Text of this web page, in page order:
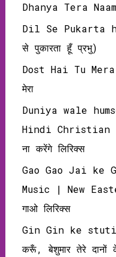
Dhanya Tera
Dil Se Pukarta
से पुकारता हूँ प्रभु)
Dost Hai Tu
मेरा
Duniya wale
Hindi Christian
ना करेंगे लिरिक्स
Gao Gao Jai
Music | New
गाओ लिरिक्‍स
Gin Gin ke stuti
करूँ, बेशुमार तेरे दानों